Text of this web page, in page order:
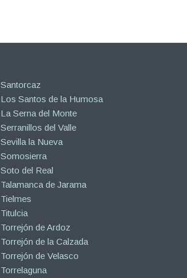
Santorcaz
Los Santos de la Humosa
La Serna del Monte
Serranillos del Valle
Sevilla la Nueva
Somosierra
Soto del Real
Talamanca de Jarama
Tielmes
Titulcia
Torrejón de Ardoz
Torrejón de la Calzada
Torrejón de Velasco
Torrelaguna